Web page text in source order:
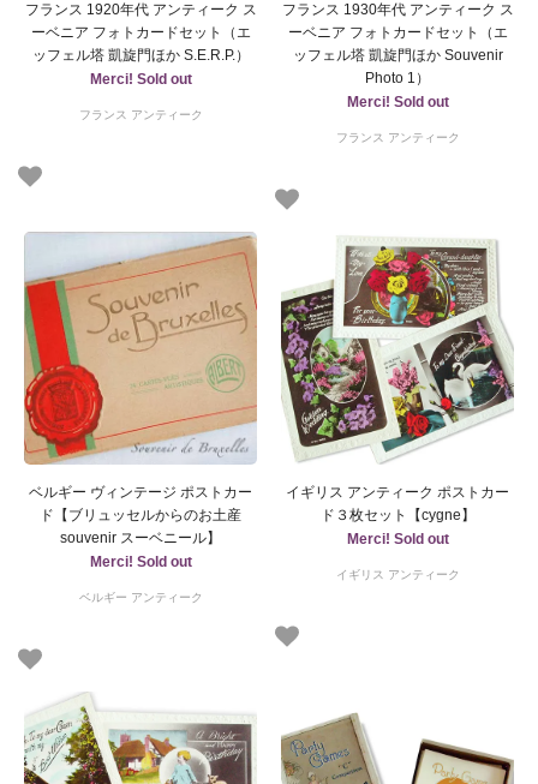
フランス 1920年代 アンティーク ス
ーベニア フォトカードセット（エ
ッフェル塔 凱旋門ほか S.E.R.P.）
Merci! Sold out
フランス アンティーク
フランス 1930年代 アンティーク ス
ーベニア フォトカードセット（エ
ッフェル塔 凱旋門ほか Souvenir
Photo 1）
Merci! Sold out
フランス アンティーク
ベルギー ヴィンテージ ポストカー
ド【ブリュッセルからのお土産
souvenir スーベニール】
Merci! Sold out
ベルギー アンティーク
イギリス アンティーク ポストカー
ド３枚セット【cygne】
Merci! Sold out
イギリス アンティーク